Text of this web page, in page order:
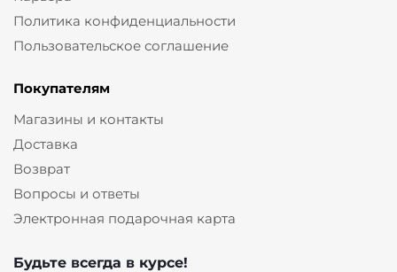
Политика конфиденциальности
Пользовательское соглашение
Покупателям
Магазины и контакты
Доставка
Возврат
Вопросы и ответы
Электронная подарочная карта
Будьте всегда в курсе!